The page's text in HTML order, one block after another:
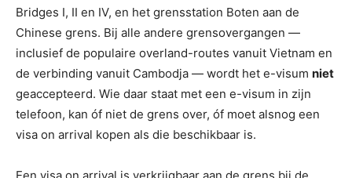
Bridges I, II en IV, en het grensstation Boten aan de
Chinese grens. Bij alle andere grensovergangen —
inclusief de populaire overland-routes vanuit Vietnam en
de verbinding vanuit Cambodja — wordt het e-visum niet
geaccepteerd. Wie daar staat met een e-visum in zijn
telefoon, kan óf niet de grens over, óf moet alsnog een
visa on arrival kopen als die beschikbaar is.